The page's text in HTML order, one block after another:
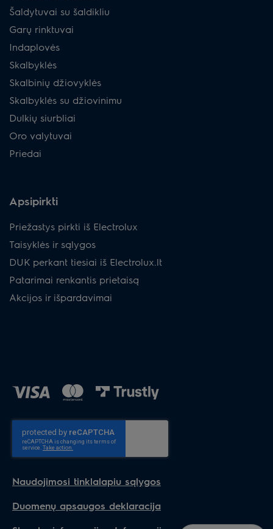
Šaldytuvai su šaldikliu
Garų rinktuvai
Indaplovės
Skalbyklės
Skalbinių džiovyklės
Skalbyklės su džiovinimu
Dulkių siurbliai
Oro valytuvai
Priedai
Apsipirkti
Priežastys pirkti iš Electrolux
Taisyklės ir sąlygos
DUK perkant tiesiai iš Electrolux.lt
Patarimai renkantis prietaisą
Akcijos ir išpardavimai
Naudojimosi tinklalapiu sąlygos
Duomenų apsaugos deklaracija